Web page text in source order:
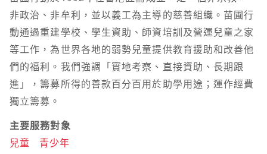
非政治、非牟利，並以義工為主導的慈善組織。苗圃行
動通過重建學校、學生資助、師資培訓及營運兒童之家
等工作，為世界各地的弱勢兒童提供教育援助和改善他
們的福利。我們強調「實地考察、直接資助、長期跟
進」，籌募所得的善款百分百用於助學用途；運作經費
獨立籌募。
主要服務對象
兒童
青少年